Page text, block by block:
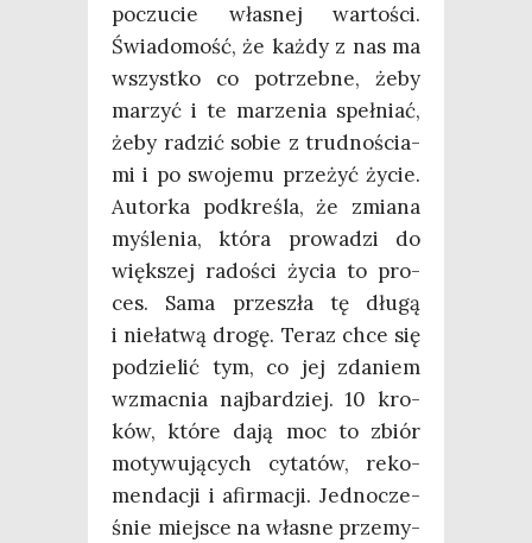
poczu­cie wła­snej war­to­ści.
Świa­do­mość, że każ­dy z nas ma
wszyst­ko co potrzeb­ne, żeby
marzyć i te marze­nia speł­niać,
żeby radzić sobie z trud­no­ścia­
mi i po swo­je­mu prze­żyć życie.
Autor­ka pod­kre­śla, że zmia­na
myśle­nia, któ­ra pro­wa­dzi do
więk­szej rado­ści życia to pro­
ces. Sama prze­szła tę dłu­gą
i nie­ła­twą dro­gę. Teraz chce się
podzie­lić tym, co jej zda­niem
wzmac­nia naj­bar­dziej. 10 kro­
ków, któ­re dają moc to zbiór
moty­wu­ją­cych cyta­tów, reko­
men­da­cji i afir­ma­cji. Jed­no­cze­
śnie miej­sce na wła­sne prze­my­